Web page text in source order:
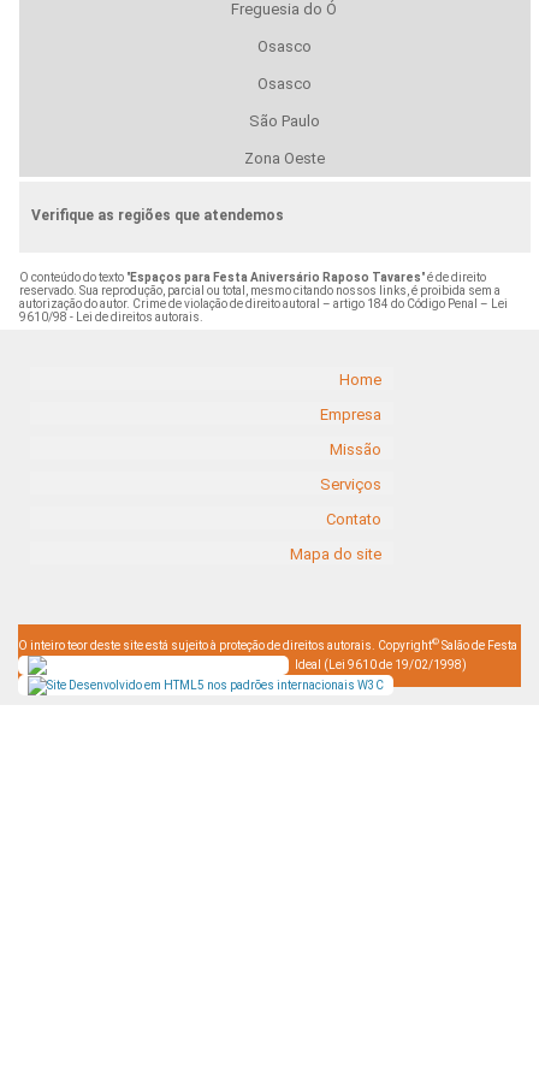
Freguesia do Ó
Osasco
Osasco
São Paulo
Zona Oeste
Verifique as regiões que atendemos
O conteúdo do texto "Espaços para Festa Aniversário Raposo Tavares" é de direito
reservado. Sua reprodução, parcial ou total, mesmo citando nossos links, é proibida sem a
autorização do autor. Crime de violação de direito autoral – artigo 184 do Código Penal – Lei
9610/98 - Lei de direitos autorais.
Home
Empresa
Missão
Serviços
Contato
Mapa do site
O inteiro teor deste site está sujeito à proteção de direitos autorais. Copyright© Salão de Festa
Ideal (Lei 9610 de 19/02/1998)